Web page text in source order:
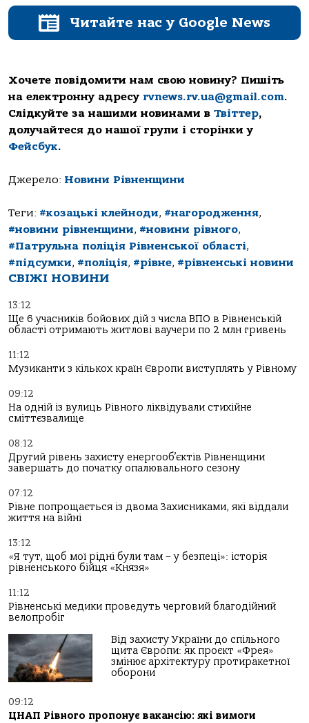
Читайте нас у Google News
Хочете повідомити нам свою новину? Пишіть
на електронну адресу rvnews.rv.ua@gmail.com.
Слідкуйте за нашими новинами в Твіттер,
долучайтеся до нашої групи і сторінки у
Фейсбук.
Джерело: Новини Рівненщини
Теги: #козацькі клейноди, #нагородження,
#новини рівненщини, #новини рівного,
#Патрульна поліція Рівненської області,
#підсумки, #поліція, #рівне, #рівненські новини
СВІЖІ НОВИНИ
13:12
Ще 6 учасників бойових дій з числа ВПО в Рівненській
області отримають житлові ваучери по 2 млн гривень
11:12
Музиканти з кількох країн Європи виступлять у Рівному
09:12
На одній із вулиць Рівного ліквідували стихійне
сміттєзвалище
08:12
Другий рівень захисту енергооб’єктів Рівненщини
завершать до початку опалювального сезону
07:12
Рівне попрощається із двома Захисниками, які віддали
життя на війні
13:12
«Я тут, щоб мої рідні були там – у безпеці»: історія
рівненського бійця «Князя»
11:12
Рівненські медики проведуть черговий благодійний
велопробіг
Від захисту України до спільного
щита Європи: як проєкт «Фрея»
змінює архітектуру протиракетної
оборони
09:12
ЦНАП Рівного пропонує вакансію: які вимоги